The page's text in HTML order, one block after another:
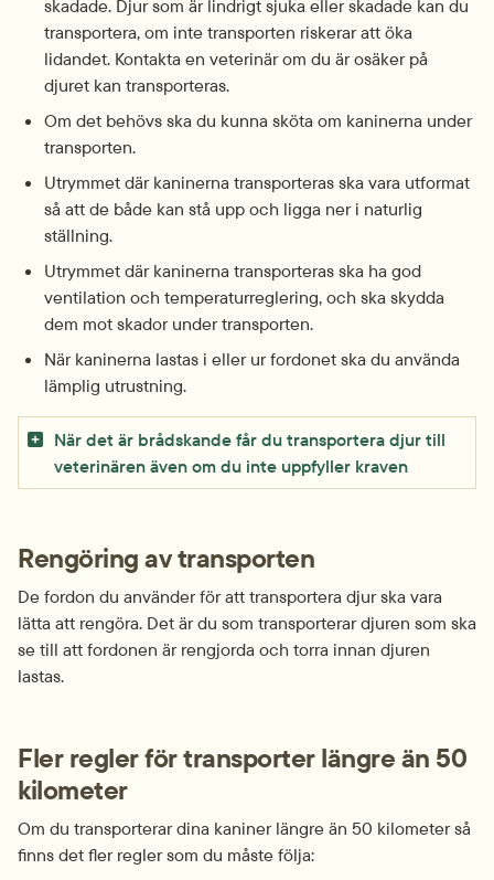
skadade. Djur som är lindrigt sjuka eller skadade kan du
transportera, om inte transporten riskerar att öka
lidandet. Kontakta en veterinär om du är osäker på
djuret kan transporteras.
Om det behövs ska du kunna sköta om kaninerna under
transporten.
Utrymmet där kaninerna transporteras ska vara utformat
så att de både kan stå upp och ligga ner i naturlig
ställning.
Utrymmet där kaninerna transporteras ska ha god
ventilation och temperaturreglering, och ska skydda
dem mot skador under transporten.
När kaninerna lastas i eller ur fordonet ska du använda
lämplig utrustning.
När det är brådskande får du transportera djur till
veterinären även om du inte uppfyller kraven
Rengöring av transporten
De fordon du använder för att transportera djur ska vara
lätta att rengöra. Det är du som transporterar djuren som ska
se till att fordonen är rengjorda och torra innan djuren
lastas.
Fler regler för transporter längre än 50
kilometer
Om du transporterar dina kaniner längre än 50 kilometer så
finns det fler regler som du måste följa: